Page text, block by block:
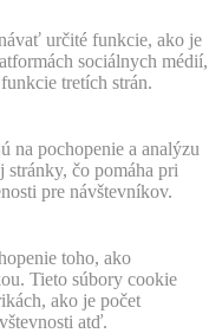
určité funkcie, ako je
sociálnych médií,
tretích strán.
na pochopenie a analýzu
čo pomáha pri
pre návštevníkov.
toho, ako
Tieto súbory cookie
ako je počet
atď.